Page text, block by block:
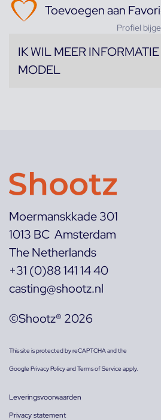
Toevoegen aan
Profiel
IK WIL MEER
MODEL
Moermanskkade 301
1013 BC Amsterdam
The Netherlands
+31 (0)88 141 14 40
casting@shootz.nl
©Shootz® 2026
This site is protected by reCAPTCHA and the
GooglePrivacy PolicyandTerms of Serviceapply.
Leveringsvoorwaarden
Privacy statement